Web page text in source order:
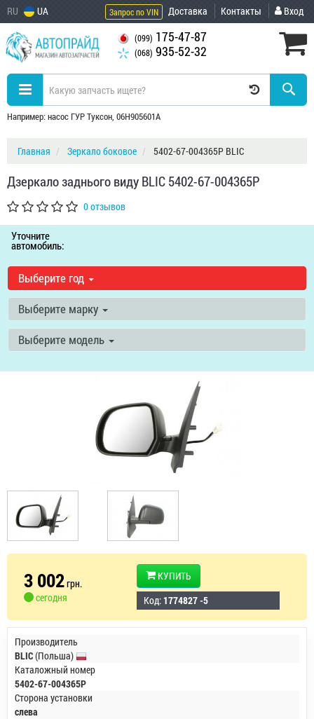
RU UA Запрос по VIN Доставка Контакты Вход
(099) 175-47-87
(068) 935-52-32
Например: насос ГУР Туксон, 06H905601A
Главная Зеркало боковое 5402-67-004365P BLIC
Дзеркало заднього виду BLIC 5402-67-004365P
0 отзывов
Уточните
автомобиль:
Выберите год
Выберите марку
Выберите модель
3 002грн.
сегодня
КУПИТЬ
Код: 1774827 -5
Производитель
BLIC(Польша)
Каталожный номер
5402-67-004365P
Сторона установки
слева